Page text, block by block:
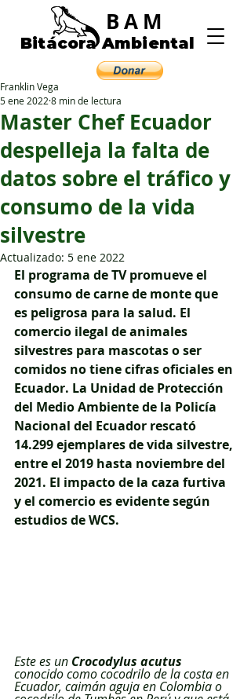
BAM
Bitácora Ambiental
Master Chef Ecuador
despelleja la falta de
datos sobre el tráfico y
consumo de la vida
silvestre
Franklin Vega
5 ene 2022 8 min de lectura
Actualizado: 5 ene 2022
El programa de TV promueve el
consumo de carne de monte que
es peligrosa para la salud. El
comercio ilegal de animales
silvestres para mascotas o ser
comidos no tiene cifras oficiales en
Ecuador. La Unidad de Protección
del Medio Ambiente de la Policía
Nacional del Ecuador rescató
14.299 ejemplares de vida silvestre,
entre el 2019 hasta noviembre del
2021. El impacto de la caza furtiva
y el comercio es evidente según
estudios de WCS.
Este es un Crocodylus acutus
conocido como cocodrilo de la costa en
Ecuador, caimán aguja en Colombia o